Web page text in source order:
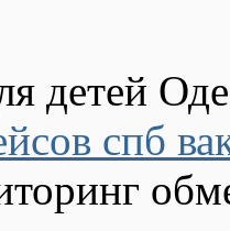
детей
спб